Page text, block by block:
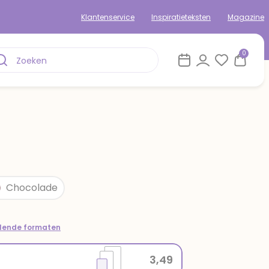
Klantenservice Inspiratieteksten Magazine
0
Chocolade
formaten
3,49